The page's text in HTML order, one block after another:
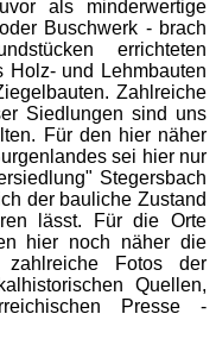
als minderwertige
Buschwerk - brach
errichteten
Holz- und Lehmbauten
Zahlreiche
Siedlungen sind uns
Für den hier näher
sei hier nur
Stegersbach
der bauliche Zustand
lässt. Für die Orte
hier noch näher die
Fotos der
Quellen,
Presse -